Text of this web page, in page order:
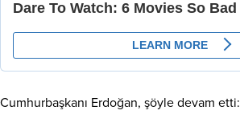
Cumhurbaşkanı Erdoğan, şöyle devam etti: